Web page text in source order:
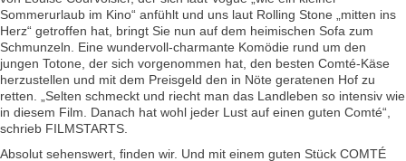
Sommerurlaub im Kino“ anfühlt und uns laut Rolling Stone „mitten ins
Herz“ getroffen hat, bringt Sie nun auf dem heimischen Sofa zum
Schmunzeln. Eine wundervoll-charmante Komödie rund um den
jungen Totone, der sich vorgenommen hat, den besten Comté-Käse
herzustellen und mit dem Preisgeld den in Nöte geratenen Hof zu
retten. „Selten schmeckt und riecht man das Landleben so intensiv wie
in diesem Film. Danach hat wohl jeder Lust auf einen guten Comté“,
schrieb FILMSTARTS.
Absolut sehenswert, finden wir. Und mit einem guten Stück COMTÉ